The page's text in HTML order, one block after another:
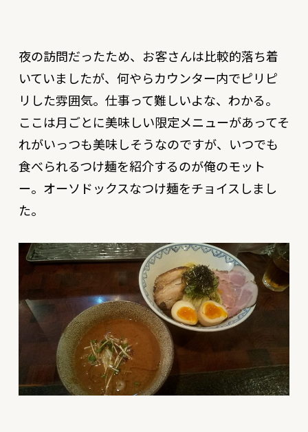
夜の訪問だったため、お客さんは比較的落ち着
いていましたが、何やらカウンター内でピリピ
リした雰囲気。仕事って難しいよな、わかる。
ここは月ごとに美味しい限定メニューがあってそ
れがいっつも美味しそうなのですが、いつでも
食べられるつけ麺を紹介するのが俺のモット
ー。オーソドックスなつけ麺をチョイスしまし
た。